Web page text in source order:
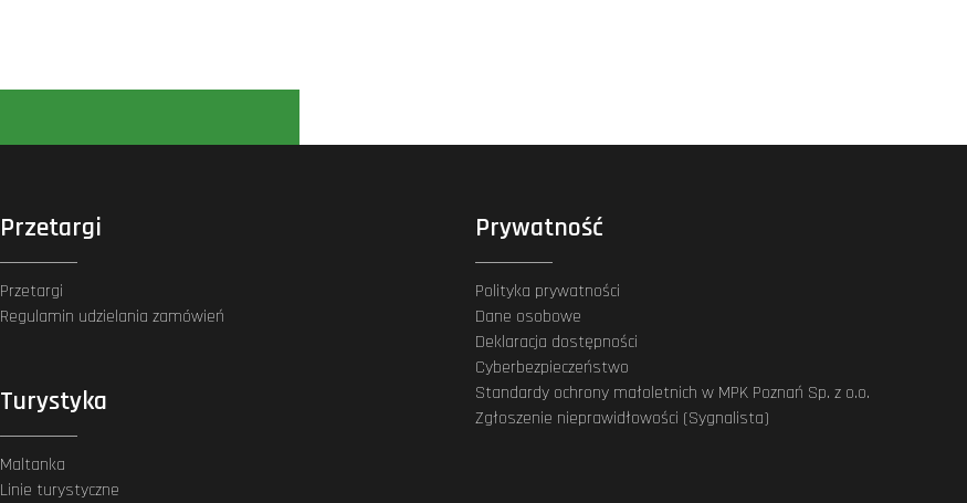
Przetargi
Przetargi
Regulamin udzielania zamówień
Turystyka
Maltanka
Linie turystyczne
Prywatność
Polityka prywatności
Dane osobowe
Deklaracja dostępności
Cyberbezpieczeństwo
Standardy ochrony małoletnich w MPK Poznań Sp. z o.o.
Zgłoszenie nieprawidłowości (Sygnalista)